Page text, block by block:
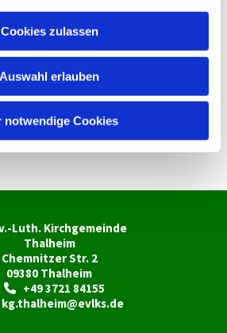
Cookies zulassen
Auswahl erlauben
notwendige Cookies
Luth. Kirchgemeinde
Thalheim
Chemnitzer Str. 2
09380 Thalheim
+49 3721 84155
kg.thalheim@evlks.de